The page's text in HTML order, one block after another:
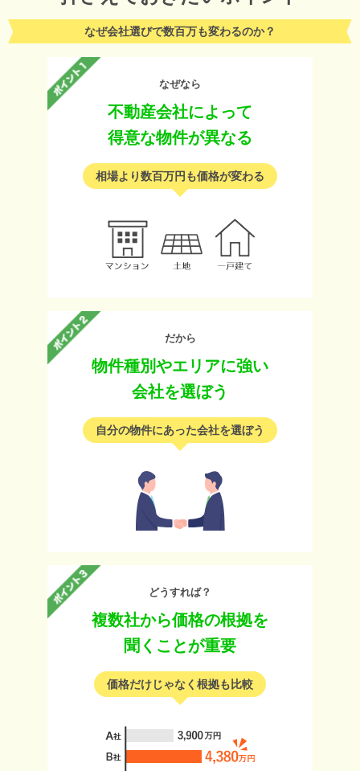
なぜ会社選びで数百万も変わるのか？
なぜなら
不動産会社によって
得意な物件が異なる
相場より数百万円も価格が変わる
だから
物件種別やエリアに強い
会社を選ぼう
自分の物件にあった会社を選ぼう
どうすれば？
複数社から価格の根拠を
聞くことが重要
価格だけじゃなく根拠も比較